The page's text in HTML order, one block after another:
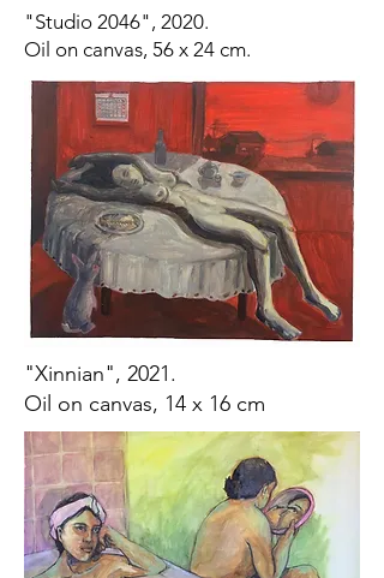
"Studio 2046", 2020.
Oil on canvas, 56 x 24 cm.
"Xinnian", 2021.
Oil on canvas, 14 x 16 cm